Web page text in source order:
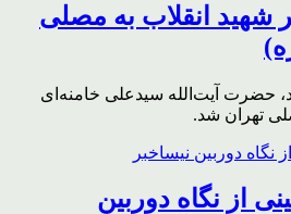
شهید انقلاب به مصلی
حضرت آیت‌الله سیدعلی خامنه‌ای
تهران شد.
از نگاه دوربین